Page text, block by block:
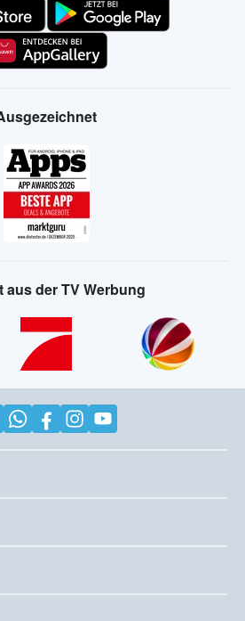
aus der TV Werbung